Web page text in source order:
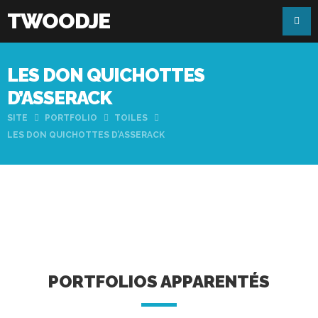
TWOODJE
LES DON QUICHOTTES
D’ASSERACK
SITE PORTFOLIO
TOILES
LES DON QUICHOTTES D’ASSERACK
PORTFOLIOS APPARENTÉS